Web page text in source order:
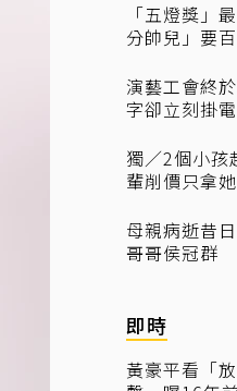
「五燈獎」
分帥兒」要
演藝工會終
字卻立刻掛
獨／2個小孩
輩削價只拿
母親病逝昔
哥哥侯冠群
即時
黃豪平看「